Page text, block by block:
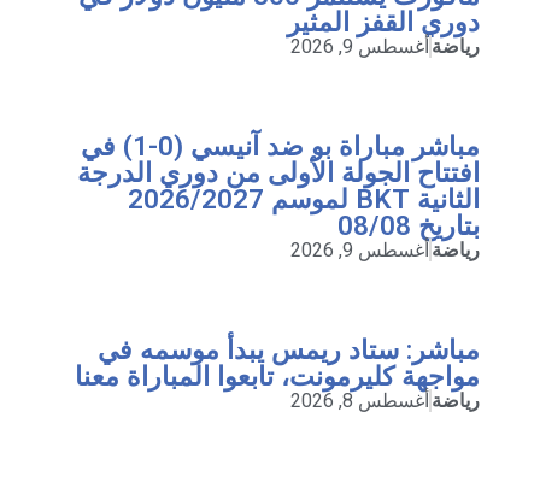
دوري القفز المثير
رياضة أغسطس 9, 2026
مباشر مباراة بو ضد آنيسي (0-1) في
افتتاح الجولة الأولى من دوري الدرجة
الثانية BKT لموسم 2026/2027
بتاريخ 08/08
رياضةأغسطس 9, 2026
مباشر: ستاد ريمس يبدأ موسمه في
مواجهة كليرمونت، تابعوا المباراة معنا
رياضة أغسطس 8, 2026